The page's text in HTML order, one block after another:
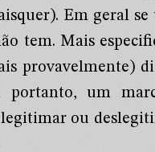
Em geral
tem. Mais
provavelmente)
um
ou